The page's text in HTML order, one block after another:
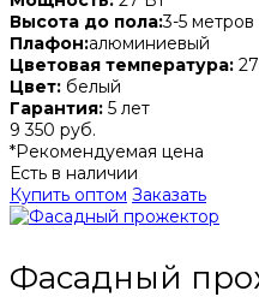
Высота до пола:3-5 метров
Плафон:алюминиевый
Цветовая температура:
Цвет: белый
Гарантия: 5 лет
9 350 руб.
*Рекомендуемая цена
Есть в наличии
Купить оптом Заказать
Фасадный